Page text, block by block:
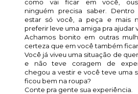
como vai ficar em você,
ninguém precisa saber.
estar só você, a peça e mais
preferir leve uma amiga pra ajudar
Achamos bonito em outras
certeza que em você também
Você já viveu uma situação de
e não teve coragem de
chegou a vestir e você teve uma
ficou bem na roupa?
Conte pra gente sua experiência.